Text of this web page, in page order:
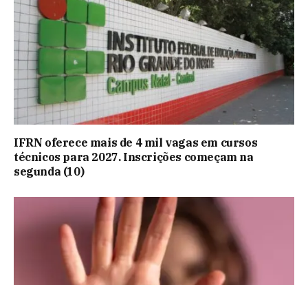
IFRN oferece mais de 4 mil vagas em cursos
técnicos para 2027. Inscrições começam na
segunda (10)